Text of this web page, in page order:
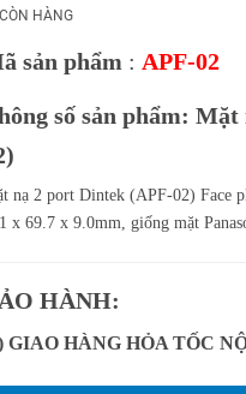
CÒN HÀNG
sản phẩm : APF-02
số sản phẩm:
nạ 2 port Dintek (APF-02) Face
x 69.7 x 9.0mm, giống mặt
HÀNH:
GIAO HÀNG HỎA TỐC